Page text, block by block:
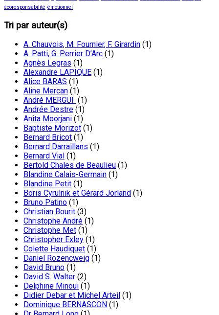
écoresponsabilité émotionnel
Tri par auteur(s)
A. Chauvois, M. Fournier, F. Girardin (1)
A. Patti, G. Perrier D’Arc (1)
Agnès Legras (1)
Alexandre LAPIQUE (1)
Alice BARAS (1)
Aline Mercan (1)
André MERGUI
(1)
Andrée Destre (1)
Anita Moorjani (1)
Baptiste Morizot (1)
Bernard Bricot (1)
Bernard Darraillans (1)
Bernard Vial (1)
Bertold Chales de Beaulieu (1)
Blandine Calais-Germain (1)
Blandine Petit (1)
Boris Cyrulnik et Gérard Jorland (1)
Bruno Patino (1)
Christian Bourit (3)
Christophe André (1)
Christophe Met (1)
Christopher Exley (1)
Colette Haudiquet (1)
Daniel Rozencweig (1)
David Bruno (1)
David S. Walter (2)
Delphine Minoui (1)
Didier Debar et Michel Arteil (1)
Dominique BERNASCON (1)